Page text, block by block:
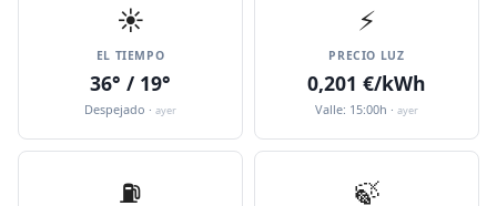
☀️
EL TIEMPO
36° / 19°
Despejado · ayer
⚡
PRECIO LUZ
0,201 €/kWh
Valle: 15:00h · ayer
⛽️ 🍃